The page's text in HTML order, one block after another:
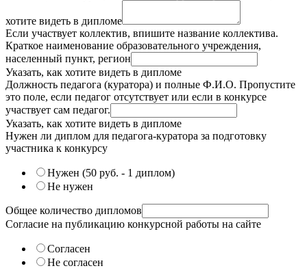
хотите видеть в дипломе
Если участвует коллектив, впишите название коллектива.
Краткое наименование образовательного учреждения,
населенный пункт, регион
Указать, как хотите видеть в дипломе
Должность педагога (куратора) и полные Ф.И.О. Пропустите
это поле, если педагог отсутствует или если в конкурсе
участвует сам педагог.
Указать, как хотите видеть в дипломе
Нужен ли диплом для педагога-куратора за подготовку
участника к конкурсу
Нужен (50 руб. - 1 диплом)
Не нужен
Общее количество дипломов
Согласие на публикацию конкурсной работы на сайте
Согласен
Не согласен